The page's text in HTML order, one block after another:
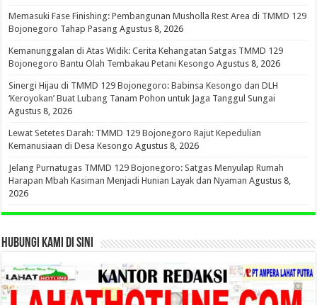
Memasuki Fase Finishing: Pembangunan Musholla Rest Area di TMMD 129
Bojonegoro Tahap Pasang Agustus 8, 2026
Kemanunggalan di Atas Widik: Cerita Kehangatan Satgas TMMD 129
Bojonegoro Bantu Olah Tembakau Petani Kesongo Agustus 8, 2026
Sinergi Hijau di TMMD 129 Bojonegoro: Babinsa Kesongo dan DLH
‘Keroyokan’ Buat Lubang Tanam Pohon untuk Jaga Tanggul Sungai
Agustus 8, 2026
Lewat Setetes Darah: TMMD 129 Bojonegoro Rajut Kepedulian
Kemanusiaan di Desa Kesongo Agustus 8, 2026
Jelang Purnatugas TMMD 129 Bojonegoro: Satgas Menyulap Rumah
Harapan Mbah Kasiman Menjadi Hunian Layak dan Nyaman Agustus 8,
2026
HUBUNGI KAMI DI SINI